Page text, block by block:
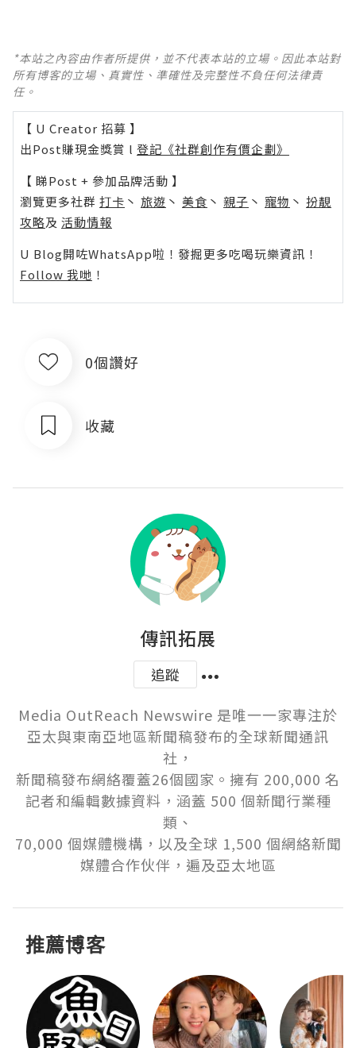
*本站之內容由作者所提供，並不代表本站的立場。因此本站對
所有博客的立場、真實性、準確性及完整性不負任何法律責
任。
【 U Creator 招募 】
出Post賺現金獎賞 l 登記《社群創作有價企劃》
【 睇Post + 參加品牌活動 】
瀏覽更多社群 打卡 丶 旅遊 丶 美食 丶 親子 丶 寵物 丶 扮靚
攻略及 活動情報
U Blog開咗WhatsApp啦！發掘更多吃喝玩樂資訊！
Follow 我哋 ！
0個讚好
收藏
傳訊拓展
追蹤
Media OutReach Newswire 是唯一一家專注於
亞太與東南亞地區新聞稿發布的全球新聞通訊
社，
新聞稿發布網絡覆蓋26個國家。擁有 200,000 名
記者和編輯數據資料，涵蓋 500 個新聞行業種
類、
70,000 個媒體機構，以及全球 1,500 個網絡新聞
媒體合作伙伴，遍及亞太地區
推薦博客